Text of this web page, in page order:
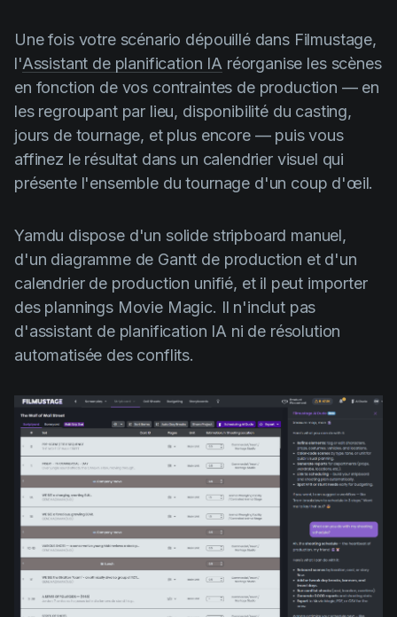
Une fois votre scénario dépouillé dans Filmustage,
l'Assistant de planification IA réorganise les scènes
en fonction de vos contraintes de production — en
les regroupant par lieu, disponibilité du casting,
jours de tournage, et plus encore — puis vous
affinez le résultat dans un calendrier visuel qui
présente l'ensemble du tournage d'un coup d'œil.
Yamdu dispose d'un solide stripboard manuel,
d'un diagramme de Gantt de production et d'un
calendrier de production unifié, et il peut importer
des plannings Movie Magic. Il n'inclut pas
d'assistant de planification IA ni de résolution
automatisée des conflits.